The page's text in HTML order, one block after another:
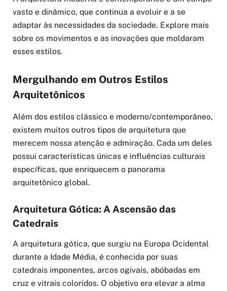
vasto e dinâmico, que continua a evoluir e a se
adaptar às necessidades da sociedade. Explore mais
sobre os movimentos e as inovações que moldaram
esses estilos.
Mergulhando em Outros Estilos
Arquitetônicos
Além dos estilos clássico e moderno/contemporâneo,
existem muitos outros tipos de arquitetura que
merecem nossa atenção e admiração. Cada um deles
possui características únicas e influências culturais
específicas, que enriquecem o panorama
arquitetônico global.
Arquitetura Gótica: A Ascensão das
Catedrais
A arquitetura gótica, que surgiu na Europa Ocidental
durante a Idade Média, é conhecida por suas
catedrais imponentes, arcos ogivais, abóbadas em
cruz e vitrais coloridos. O objetivo era elevar a alma